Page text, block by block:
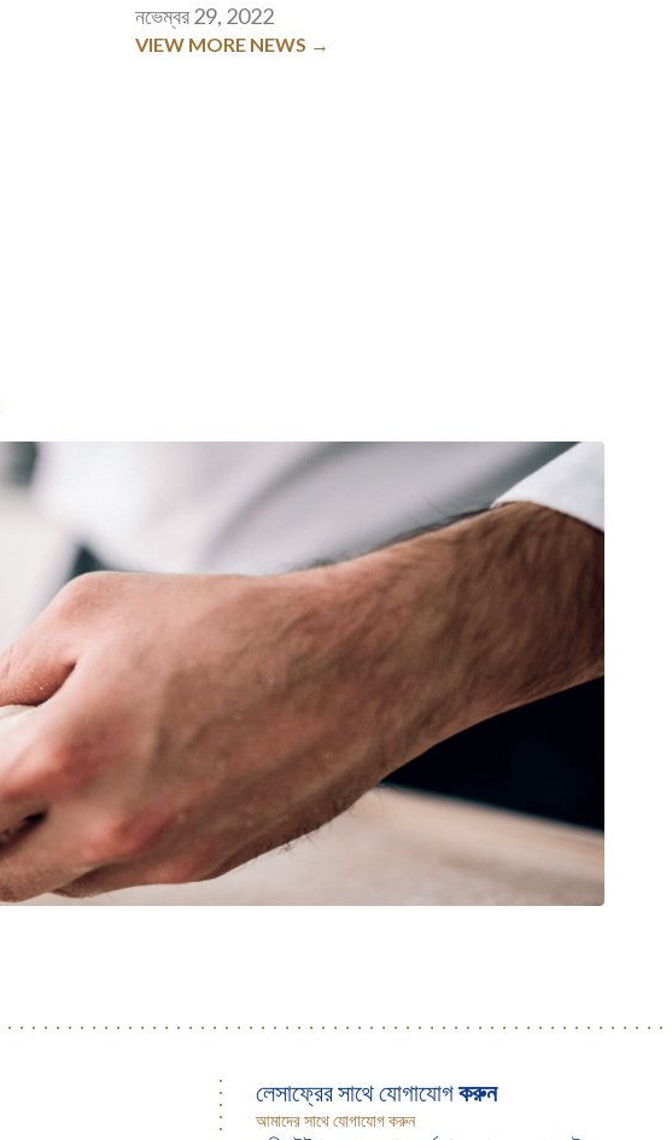
নভেম্বর 29, 2022
VIEW MORE NEWS →
লেসাফ্রের সাথে যোগাযোগকরুন
আমাদের সাথে যোগাযোগ করুন